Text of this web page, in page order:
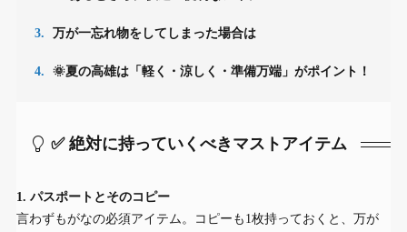
3. 万が一忘れ物をしてしまった場合は
4. 🌞夏の高雄は「軽く・涼しく・準備万端」がポイント！
✅ 絶対に持っていくべきマストアイテム
1. パスポートとそのコピー
言わずもがなの必須アイテム。コピーも1枚持っておくと、万が